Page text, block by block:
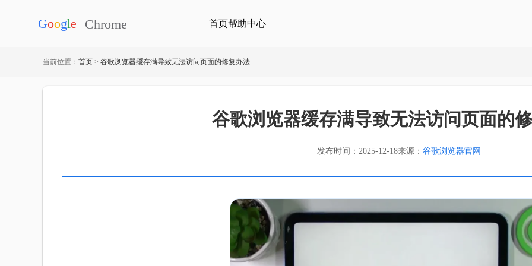
首页帮助中心
当前位置： 首页 > 谷歌浏览器缓存满导致无法访问页面的修复办法
谷歌浏览器缓存满导致无法访问页面的
发布时间：2025-12-18来源： 谷歌浏览器官网